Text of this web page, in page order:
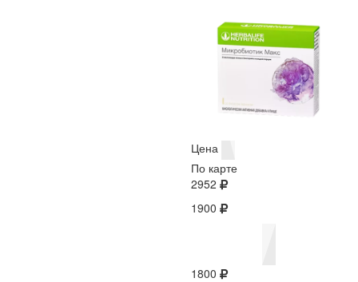
Цена
По карте
2952
1900
1800